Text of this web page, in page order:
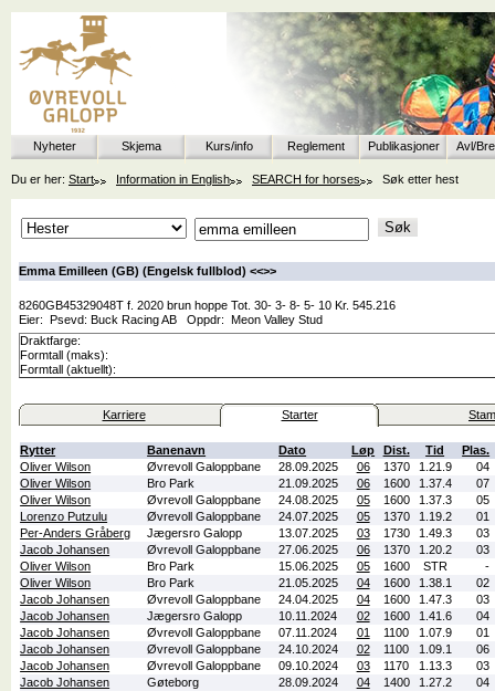
Nyheter Skjema Kurs/info Reglement Publikasjoner Avl/
Du er her: Start Information in English SEARCH for horses Søk etter hest
Emma Emilleen (GB) (Engelsk fullblod) <<>>
8260GB45329048T f. 2020 brun hoppe Tot. 30- 3- 8- 5- 10 Kr. 545.216
Eier: Psevd: Buck Racing AB Oppdr: Meon Valley Stud
Draktfarge:
Formtall (maks):
Formtall (aktuellt):
Karriere Starter
Rytter Banenavn Dato Løp Dist. Tid
Plas.
Oliver Wilson
Øvrevoll Galoppbane 28.09.2025 06 1370 1.21.9
04
Oliver Wilson
Bro Park 21.09.2025 06 1600 1.37.4
07
Oliver Wilson
Øvrevoll Galoppbane 24.08.2025 05 1600 1.37.3
05
Lorenzo Putzulu
Øvrevoll Galoppbane 24.07.2025 05 1370 1.19.2
01
Per-Anders Gråberg
Jægersro Galopp 13.07.2025 03 1730 1.49.3
03
Jacob Johansen
Øvrevoll Galoppbane 27.06.2025 06 1370 1.20.2
03
Oliver Wilson
Bro Park 15.06.2025 05 1600 STR
-
Oliver Wilson
Bro Park 21.05.2025 04 1600 1.38.1
02
Jacob Johansen
Øvrevoll Galoppbane 24.04.2025 04 1600 1.47.3
03
Jacob Johansen
Jægersro Galopp 10.11.2024 02 1600 1.41.6
04
Jacob Johansen
Øvrevoll Galoppbane 07.11.2024 01 1100 1.07.9
01
Jacob Johansen
Øvrevoll Galoppbane 24.10.2024 02 1100 1.09.1
06
Jacob Johansen
Øvrevoll Galoppbane 09.10.2024 03 1170 1.13.3
03
Jacob Johansen
Gøteborg 28.09.2024 04 1400 1.27.2
04